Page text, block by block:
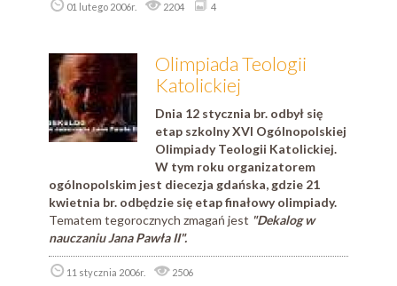
01 lutego 2006r. 2204 4
Olimpiada Teologii
Katolickiej
Dnia 12 stycznia br. odbył się
etap szkolny XVI Ogólnopolskiej
Olimpiady Teologii Katolickiej.
W tym roku organizatorem
ogólnopolskim jest diecezja gdańska, gdzie 21
kwietnia br. odbędzie się etap finałowy olimpiady.
Tematem tegorocznych zmagań jest "Dekalog w
nauczaniu Jana Pawła II".
11 stycznia 2006r. 2506